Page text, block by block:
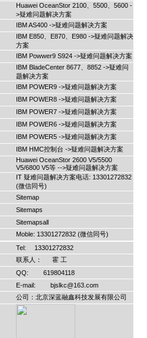
Huawei OceanStor 2100、5500、5600 -
>疑难问题解决方案
IBM AS400 ->疑难问题解决方案
IBM E850、E870、E980 ->疑难问题解决
方案
IBM Powwer9 S924 ->疑难问题解决方案
IBM BladeCenter 8677、8852 ->疑难问
题解决方案
IBM POWER9 ->疑难问题解决方案
IBM POWER8 ->疑难问题解决方案
IBM POWER7 ->疑难问题解决方案
IBM POWER6 ->疑难问题解决方案
IBM POWER5 ->疑难问题解决方案
IBM HMC控制台 ->疑难问题解决方案
Huawei OceanStor 2600 V5/5500
V5/6800 V5等 -->疑难问题解决方案
IT 疑难问题解决方案电话: 13301272832
(微信同号)
Sitemap
Sitemaps
Sitemapsall
Moble: 13301272832 (微信同号)
Tel: 13301272832
联系人： 霍 工
QQ: 619804118
E-mail: bjslkc@163.com
公司：北京深蓝融鑫科技发展有限公司